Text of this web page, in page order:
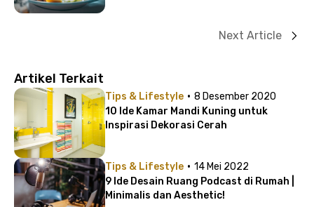
Next Article
Artikel Terkait
Tips & Lifestyle · 8 Desember 2020
10 Ide Kamar Mandi Kuning untuk
Inspirasi Dekorasi Cerah
Tips & Lifestyle · 14 Mei 2022
9 Ide Desain Ruang Podcast di Rumah |
Minimalis dan Aesthetic!